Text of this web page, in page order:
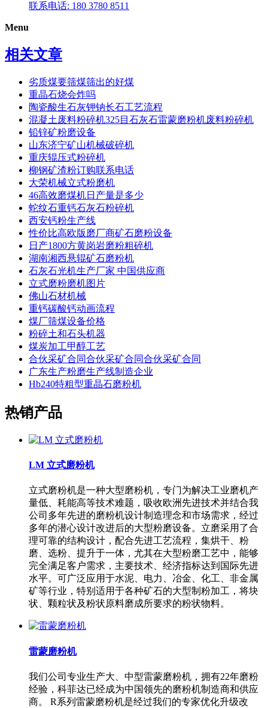
联系电话: 180 3780 8511
Menu
相关文章
劣质煤要筛煤筛出的好煤
重晶石烧会炸吗
陶瓷酸生石灰钾钠长石工艺流程
混凝土废料粉碎机325目石灰石雷蒙磨粉机废料粉碎机
铅锌矿粉磨设备
山东济宁矿山机械破碎机
重庆辊压式粉碎机
柳钢矿渣粉订购联系电话
大荣机械立式粉磨机
46高效磨煤机日产量是多少
蛇纹石重钙石灰石粉碎机
西安钙粉生产线
性价比高欧版磨厂商矿石磨粉设备
日产1800方黄岗岩磨粉粗碎机
湖南湘西悬辊矿石磨粉机
石灰石光机生产厂家 中国供应商
立式磨粉磨机图片
佛山石材机械
重钙碳酸钙动画流程
煤厂筛煤设备价格
粉碎土和石头机器
煤炭加工甲醇工艺
合伙采矿合同合伙采矿合同合伙采矿合同
广东生产粉磨生产线制造企业
Hb240特粗型重晶石磨粉机
热销产品
LM 立式磨粉机
立式磨粉机是一种大型磨粉机，专门为解决工业磨机产
量低、耗能高等技术难题，吸收欧洲先进技术并结合我
公司多年先进的磨粉机设计制造理念和市场需求，经过
多年的潜心设计改进后的大型粉磨设备。立磨采用了合
理可靠的结构设计，配合先进工艺流程，集烘干、粉
磨、选粉、提升于一体，尤其在大型粉磨工艺中，能够
完全满足客户需求，主要技术、经济指标达到国际先进
水平。可广泛应用于水泥、电力、冶金、化工、非金属
矿等行业，特别适用于各种矿石的大型制粉加工，将块
状、颗粒状及粉状原料磨成所要求的粉状物料。
雷蒙磨粉机
我们公司专业生产大、中型雷蒙磨粉机，拥有22年磨粉
经验，科菲达已经成为中国领先的磨粉机制造商和供应
商。 R系列雷蒙磨粉机是经过我们的专家优化升级改